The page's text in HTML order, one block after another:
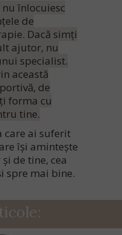
înlocuiesc
de
Dacă simți
ajutor, nu
specialist.
această
de
forma cu
tine.
care ai suferit
își amintește
de tine, cea
spre mai bine.